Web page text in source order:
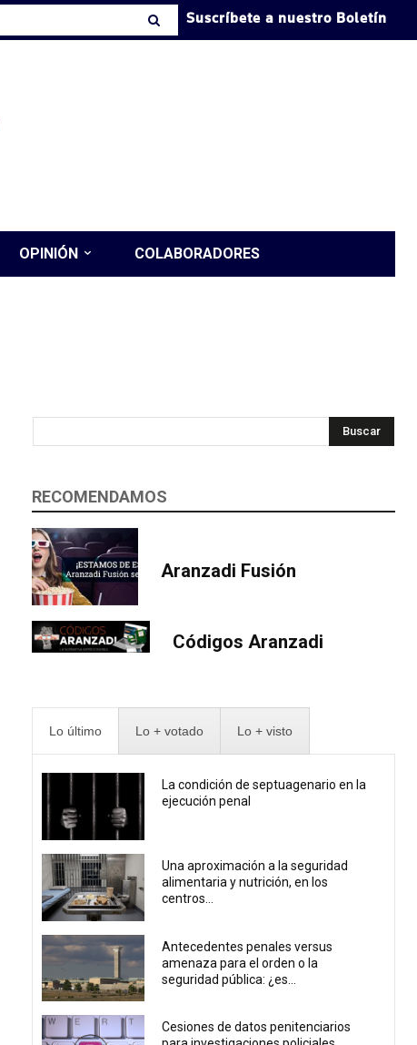
Suscríbete a nuestro Boletín
OPINIÓN COLABORADORES
Buscar
RECOMENDAMOS
Aranzadi Fusión
Códigos Aranzadi
Lo último Lo + votado Lo + visto
La condición de septuagenario en la
ejecución penal
Una aproximación a la seguridad
alimentaria y nutrición, en los
centros...
Antecedentes penales versus
amenaza para el orden o la
seguridad pública: ¿es...
Cesiones de datos penitenciarios